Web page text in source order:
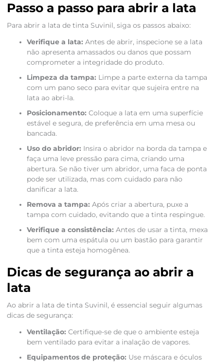
Passo a passo para abrir a lata
Para abrir a lata de tinta Suvinil, siga os passos abaixo:
Verifique a lata: Antes de abrir, inspecione se a lata
não apresenta amassados ou danos que possam
comprometer a integridade do produto.
Limpeza da tampa: Limpe a parte externa da tampa
com um pano seco para evitar que sujeira entre na
lata ao abri-la.
Posicionamento: Coloque a lata em uma superfície
estável e segura, de preferência em uma mesa ou
bancada.
Uso do abridor: Insira o abridor na borda da tampa e
faça uma leve pressão para cima, criando uma
abertura. Se não tiver um abridor, uma faca de ponta
pode ser utilizada, mas com cuidado para não
danificar a lata.
Remova a tampa: Após criar a abertura, puxe a
tampa com cuidado, evitando que a tinta respingue.
Verifique a consistência: Antes de usar a tinta, mexa
bem com uma espátula ou um bastão para garantir
que a tinta esteja homogênea.
Dicas de segurança ao abrir a
lata
Ao abrir a lata de tinta Suvinil, é essencial seguir algumas
dicas de segurança:
Ventilação: Certifique-se de que o ambiente esteja
bem ventilado para evitar a inalação de vapores.
Equipamentos de proteção: Use máscara e óculos